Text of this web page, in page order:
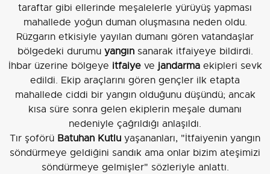
taraftar gibi ellerinde meşalelerle yürüyüş yapması
mahallede yoğun duman oluşmasına neden oldu.
Rüzgarın etkisiyle yayılan dumanı gören vatandaşlar
bölgedeki durumu yangınsanarak itfaiyeye bildirdi.
İhbar üzerine bölgeye itfaiyeve jandarmaekipleri sevk
edildi. Ekip araçlarını gören gençler ilk etapta
mahallede ciddi bir yangın olduğunu düşündü; ancak
kısa süre sonra gelen ekiplerin meşale dumanı
nedeniyle çağrıldığı anlaşıldı.
Tır şoförü Batuhan Kutlu yaşananları, "İtfaiyenin yangın
söndürmeye geldiğini sandık ama onlar bizim ateşimizi
söndürmeye gelmişler" sözleriyle anlattı.